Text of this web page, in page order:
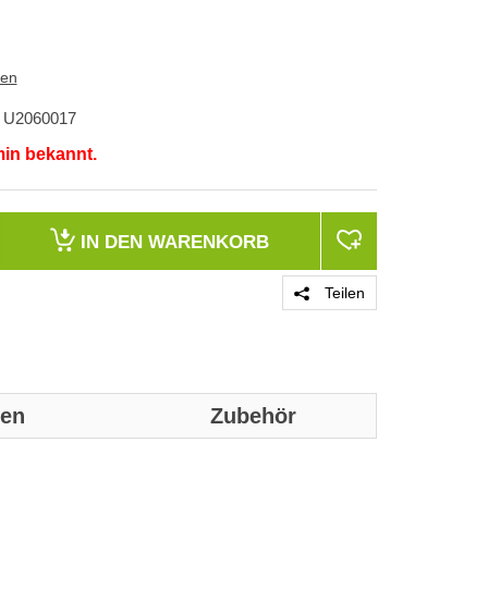
U2060017
bekannt.
IN DEN WARENKORB
Teilen
Zubehör